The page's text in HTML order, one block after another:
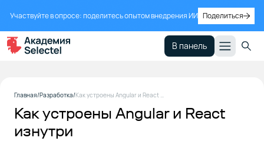
Участвуйте в опросе: поделитесь опытом внедрения ИИ Поделиться
В панель
1
усомнилась в
непогрешимости
Angular
Главная Разработка Как устроены Angular и React изнутри
Как устроены Angular и React
изнутри